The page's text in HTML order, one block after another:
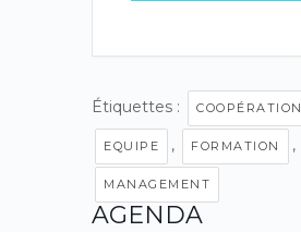
Étiquettes : COOPÉRATION
EQUIPE , FORMATION ,
MANAGEMENT
AGENDA